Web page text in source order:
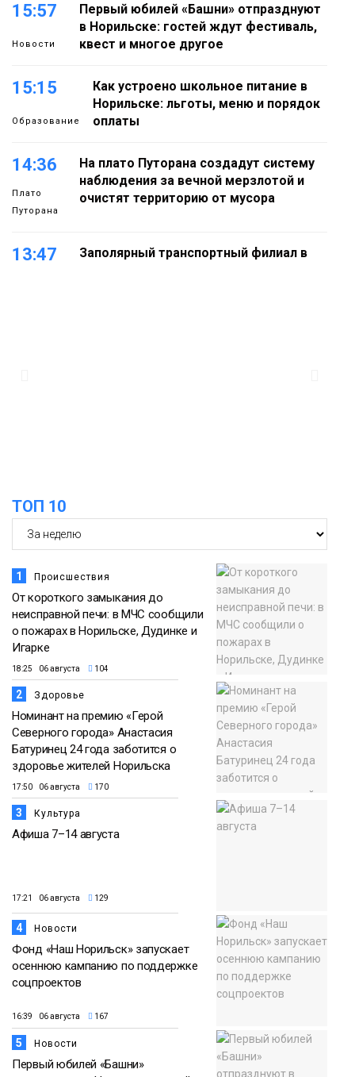
15:57
Новости
Первый юбилей «Башни» отпразднуют
в Норильске: гостей ждут фестиваль,
квест и многое другое
15:15
Образование
Как устроено школьное питание в
Норильске: льготы, меню и порядок
оплаты
14:36
Плато
Путорана
На плато Путорана создадут систему
наблюдения за вечной мерзлотой и
очистят территорию от мусора
13:47
Заполярный транспортный филиал в
ТОП 10
1 Происшествия
От короткого замыкания до
неисправной печи: в МЧС сообщили
о пожарах в Норильске, Дудинке и
Игарке
18:25 06 августа 104
2 Здоровье
Номинант на премию «Герой
Северного города» Анастасия
Батуринец 24 года заботится о
здоровье жителей Норильска
17:50 06 августа 170
3 Культура
Афиша 7–14 августа
17:21 06 августа 129
4 Новости
Фонд «Наш Норильск» запускает
осеннюю кампанию по поддержке
соцпроектов
16:39 06 августа 167
5 Новости
Первый юбилей «Башни»